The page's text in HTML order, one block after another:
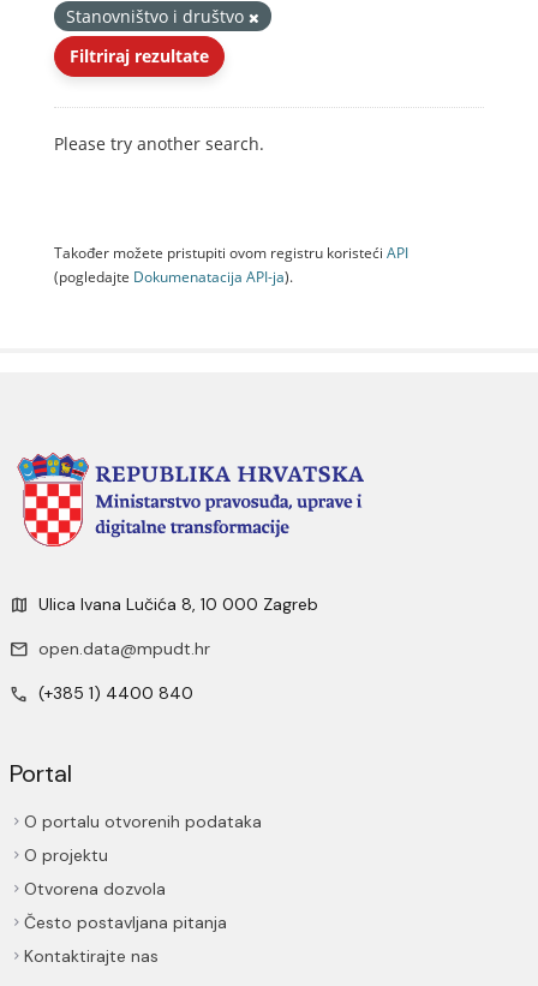
Stanovništvo i društvo
Filtriraj rezultate
Please try another search.
Također možete pristupiti ovom registru koristeći API
(pogledajte Dokumenаtаcijа API-jа).